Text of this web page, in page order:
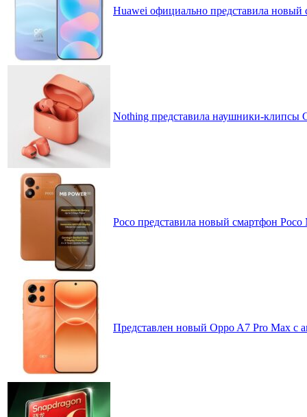
Huawei официально представила
Nothing представила наушники-клипсы
Poco представила новый смартфон
Представлен новый Oppo A7 Pro Max с